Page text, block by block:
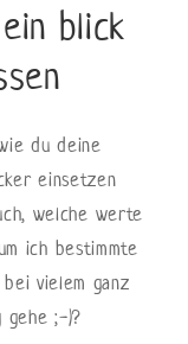
blick
du deine
einsetzen
welche werte
ich bestimmte
vielem ganz
gehe ;-)?